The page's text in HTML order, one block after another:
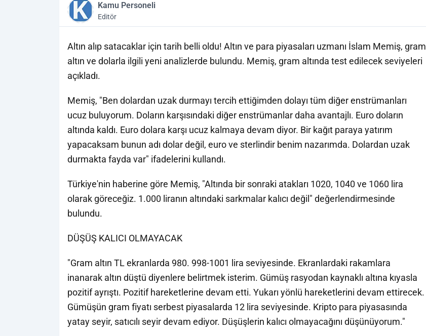
Kamu Personeli
Editör
Altın alıp satacaklar için tarih belli oldu! Altın ve para piyasaları uzmanı İslam Memiş, gram
altın ve dolarla ilgili yeni analizlerde bulundu. Memiş, gram altında test edilecek seviyeleri
açıkladı.
Memiş, "Ben dolardan uzak durmayı tercih ettiğimden dolayı tüm diğer enstrümanları
ucuz buluyorum. Doların karşısındaki diğer enstrümanlar daha avantajlı. Euro doların
altında kaldı. Euro dolara karşı ucuz kalmaya devam diyor. Bir kağıt paraya yatırım
yapacaksam bunun adı dolar değil, euro ve sterlindir benim nazarımda. Dolardan uzak
durmakta fayda var" ifadelerini kullandı.
Türkiye'nin haberine göre Memiş, "Altında bir sonraki atakları 1020, 1040 ve 1060 lira
olarak göreceğiz. 1.000 liranın altındaki sarkmalar kalıcı değil" değerlendirmesinde
bulundu.
DÜŞÜŞ KALICI OLMAYACAK
"Gram altın TL ekranlarda 980. 998-1001 lira seviyesinde. Ekranlardaki rakamlara
inanarak altın düştü diyenlere belirtmek isterim. Gümüş rasyodan kaynaklı altına kıyasla
pozitif ayrıştı. Pozitif hareketlerine devam etti. Yukarı yönlü hareketlerini devam ettirecek.
Gümüşün gram fiyatı serbest piyasalarda 12 lira seviyesinde. Kripto para piyasasında
yatay seyir, satıcılı seyir devam ediyor. Düşüşlerin kalıcı olmayacağını düşünüyorum."